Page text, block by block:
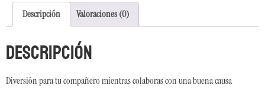
Descripción Valoraciones (0)
Descripción
Diversión para tu compañero mientras colaboras con una buena causa